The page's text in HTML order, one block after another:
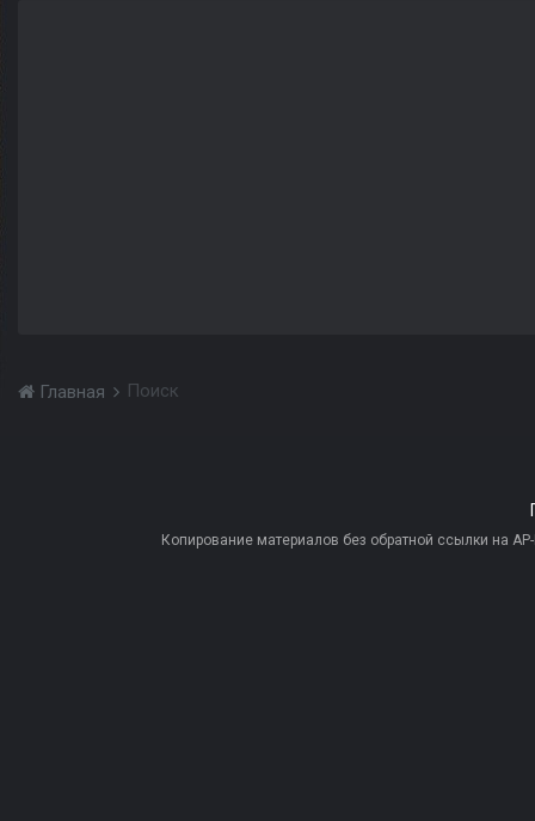
Главная Поиск
Копирование материалов без обратной ссылки на